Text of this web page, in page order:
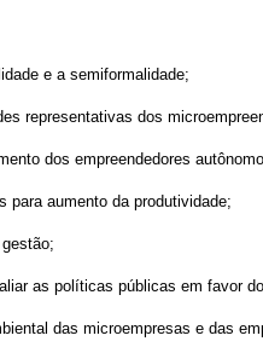
e a semiformalidade;
representativas dos
dos empreendedores
para aumento da produtividade;
as políticas públicas em favor
das microempresas e das